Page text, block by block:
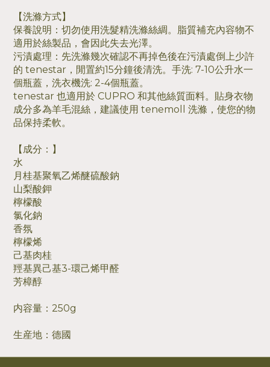
【洗滌方式】
保養說明：切勿使用洗髮精洗滌絲綢。脂質補充內容物不
適用於絲製品，會因此失去光澤。
污漬處理：先洗滌幾次確認不再掉色後在污漬處倒上少許
的 tenestar，閒置約15分鐘後清洗。手洗: 7-10公升水一
個瓶蓋，洗衣機洗: 2-4個瓶蓋。
tenestar 也適用於 CUPRO 和其他絲質面料。貼身衣物
成分多為羊毛混絲，建議使用 tenemoll 洗滌，使您的物
品保持柔軟。
【成分：】
水
月桂基聚氧乙烯醚硫酸鈉
山梨酸鉀
檸檬酸
氯化鈉
香氛
檸檬烯
己基肉桂
羥基異己基3-環己烯甲醛
芳樟醇
内容量：250g
生産地：德國